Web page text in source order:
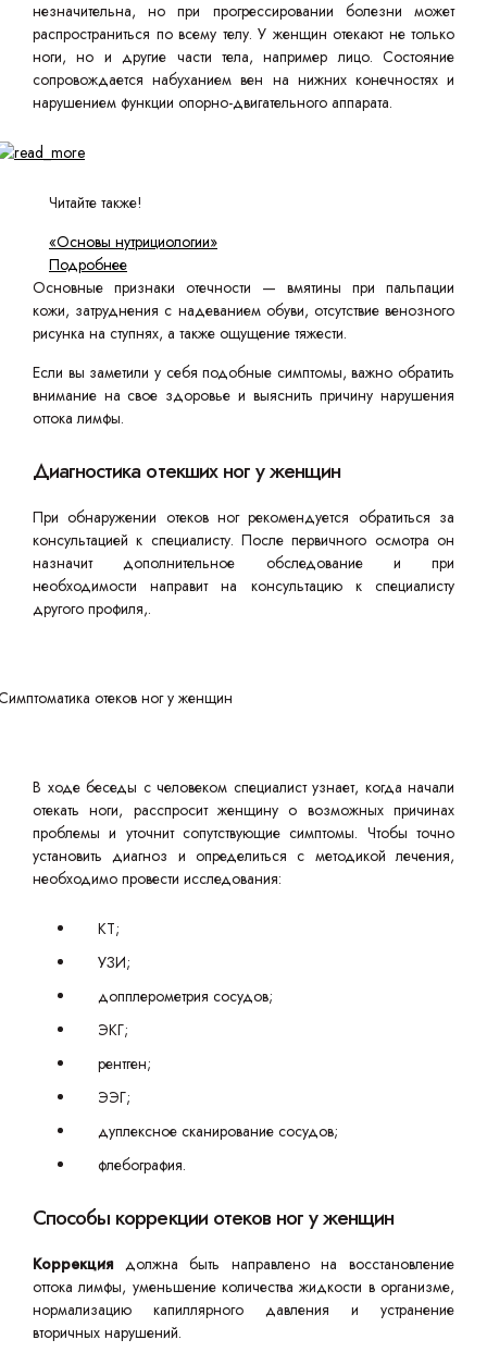
незначительна, но при прогрессировании болезни может
распространиться по всему телу. У женщин отекают не только
ноги, но и другие части тела, например лицо. Состояние
сопровождается набуханием вен на нижних конечностях и
нарушением функции опорно-двигательного аппарата.
Читайте также!
«Основы нутрициологии»
Подробнее
Основные признаки отечности — вмятины при пальпации
кожи, затруднения с надеванием обуви, отсутствие венозного
рисунка на ступнях, а также ощущение тяжести.
Если вы заметили у себя подобные симптомы, важно обратить
внимание на свое здоровье и выяснить причину нарушения
оттока лимфы.
Диагностика отекших ног у женщин
При обнаружении отеков ног рекомендуется обратиться за
консультацией к специалисту. После первичного осмотра он
назначит дополнительное обследование и при
необходимости направит на консультацию к специалисту
другого профиля,.
В ходе беседы с человеком специалист узнает, когда начали
отекать ноги, расспросит женщину о возможных причинах
проблемы и уточнит сопутствующие симптомы. Чтобы точно
установить диагноз и определиться с методикой лечения,
необходимо провести исследования:
КТ;
УЗИ;
допплерометрия сосудов;
ЭКГ;
рентген;
ЭЭГ;
дуплексное сканирование сосудов;
флебография.
Способы коррекции отеков ног у женщин
Коррекциядолжна быть направлено на восстановление
оттока лимфы, уменьшение количества жидкости в организме,
нормализацию капиллярного давления и устранение
вторичных нарушений.